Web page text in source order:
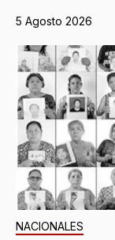
5 Agosto 2026
NACIONALES